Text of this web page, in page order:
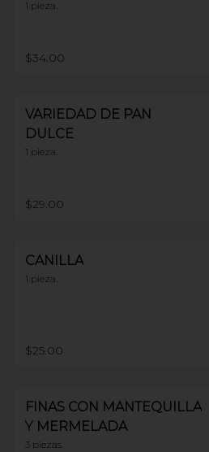
1 pieza.
$34.00
VARIEDAD DE PAN
DULCE
1 pieza.
$29.00
CANILLA
1 pieza.
$25.00
FINAS CON MANTEQUILLA
Y MERMELADA
3 piezas.